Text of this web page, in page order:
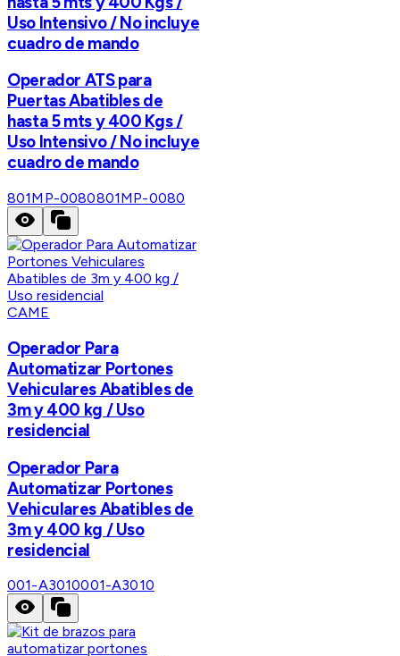
Uso Intensivo / No incluye
cuadro de mando
Operador ATS para
Puertas Abatibles de
hasta 5 mts y 400 Kgs /
Uso Intensivo / No incluye
cuadro de mando
801MP-0080801MP-0080
CAME
Operador Para
Automatizar Portones
Vehiculares Abatibles de
3m y 400 kg / Uso
residencial
Operador Para
Automatizar Portones
Vehiculares Abatibles de
3m y 400 kg / Uso
residencial
001-A3010001-A3010